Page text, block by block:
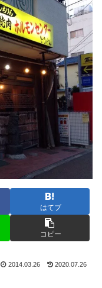
はてブ
コピー
2014.03.26 2020.07.26